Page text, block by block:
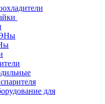
для